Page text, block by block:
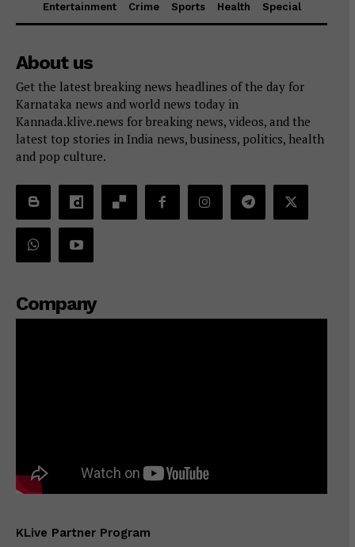
Entertainment
Crime Sports Health Special
About us
Get the latest breaking news headlines of the day for
Karnataka news and world news today in
Kannada.klive.news for breaking news, videos, and the
latest top stories in India news, business, politics, health
and pop culture.
Company
KLive Partner Program